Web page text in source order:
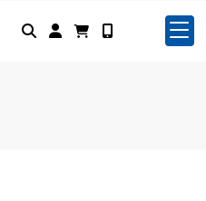
Identifícate